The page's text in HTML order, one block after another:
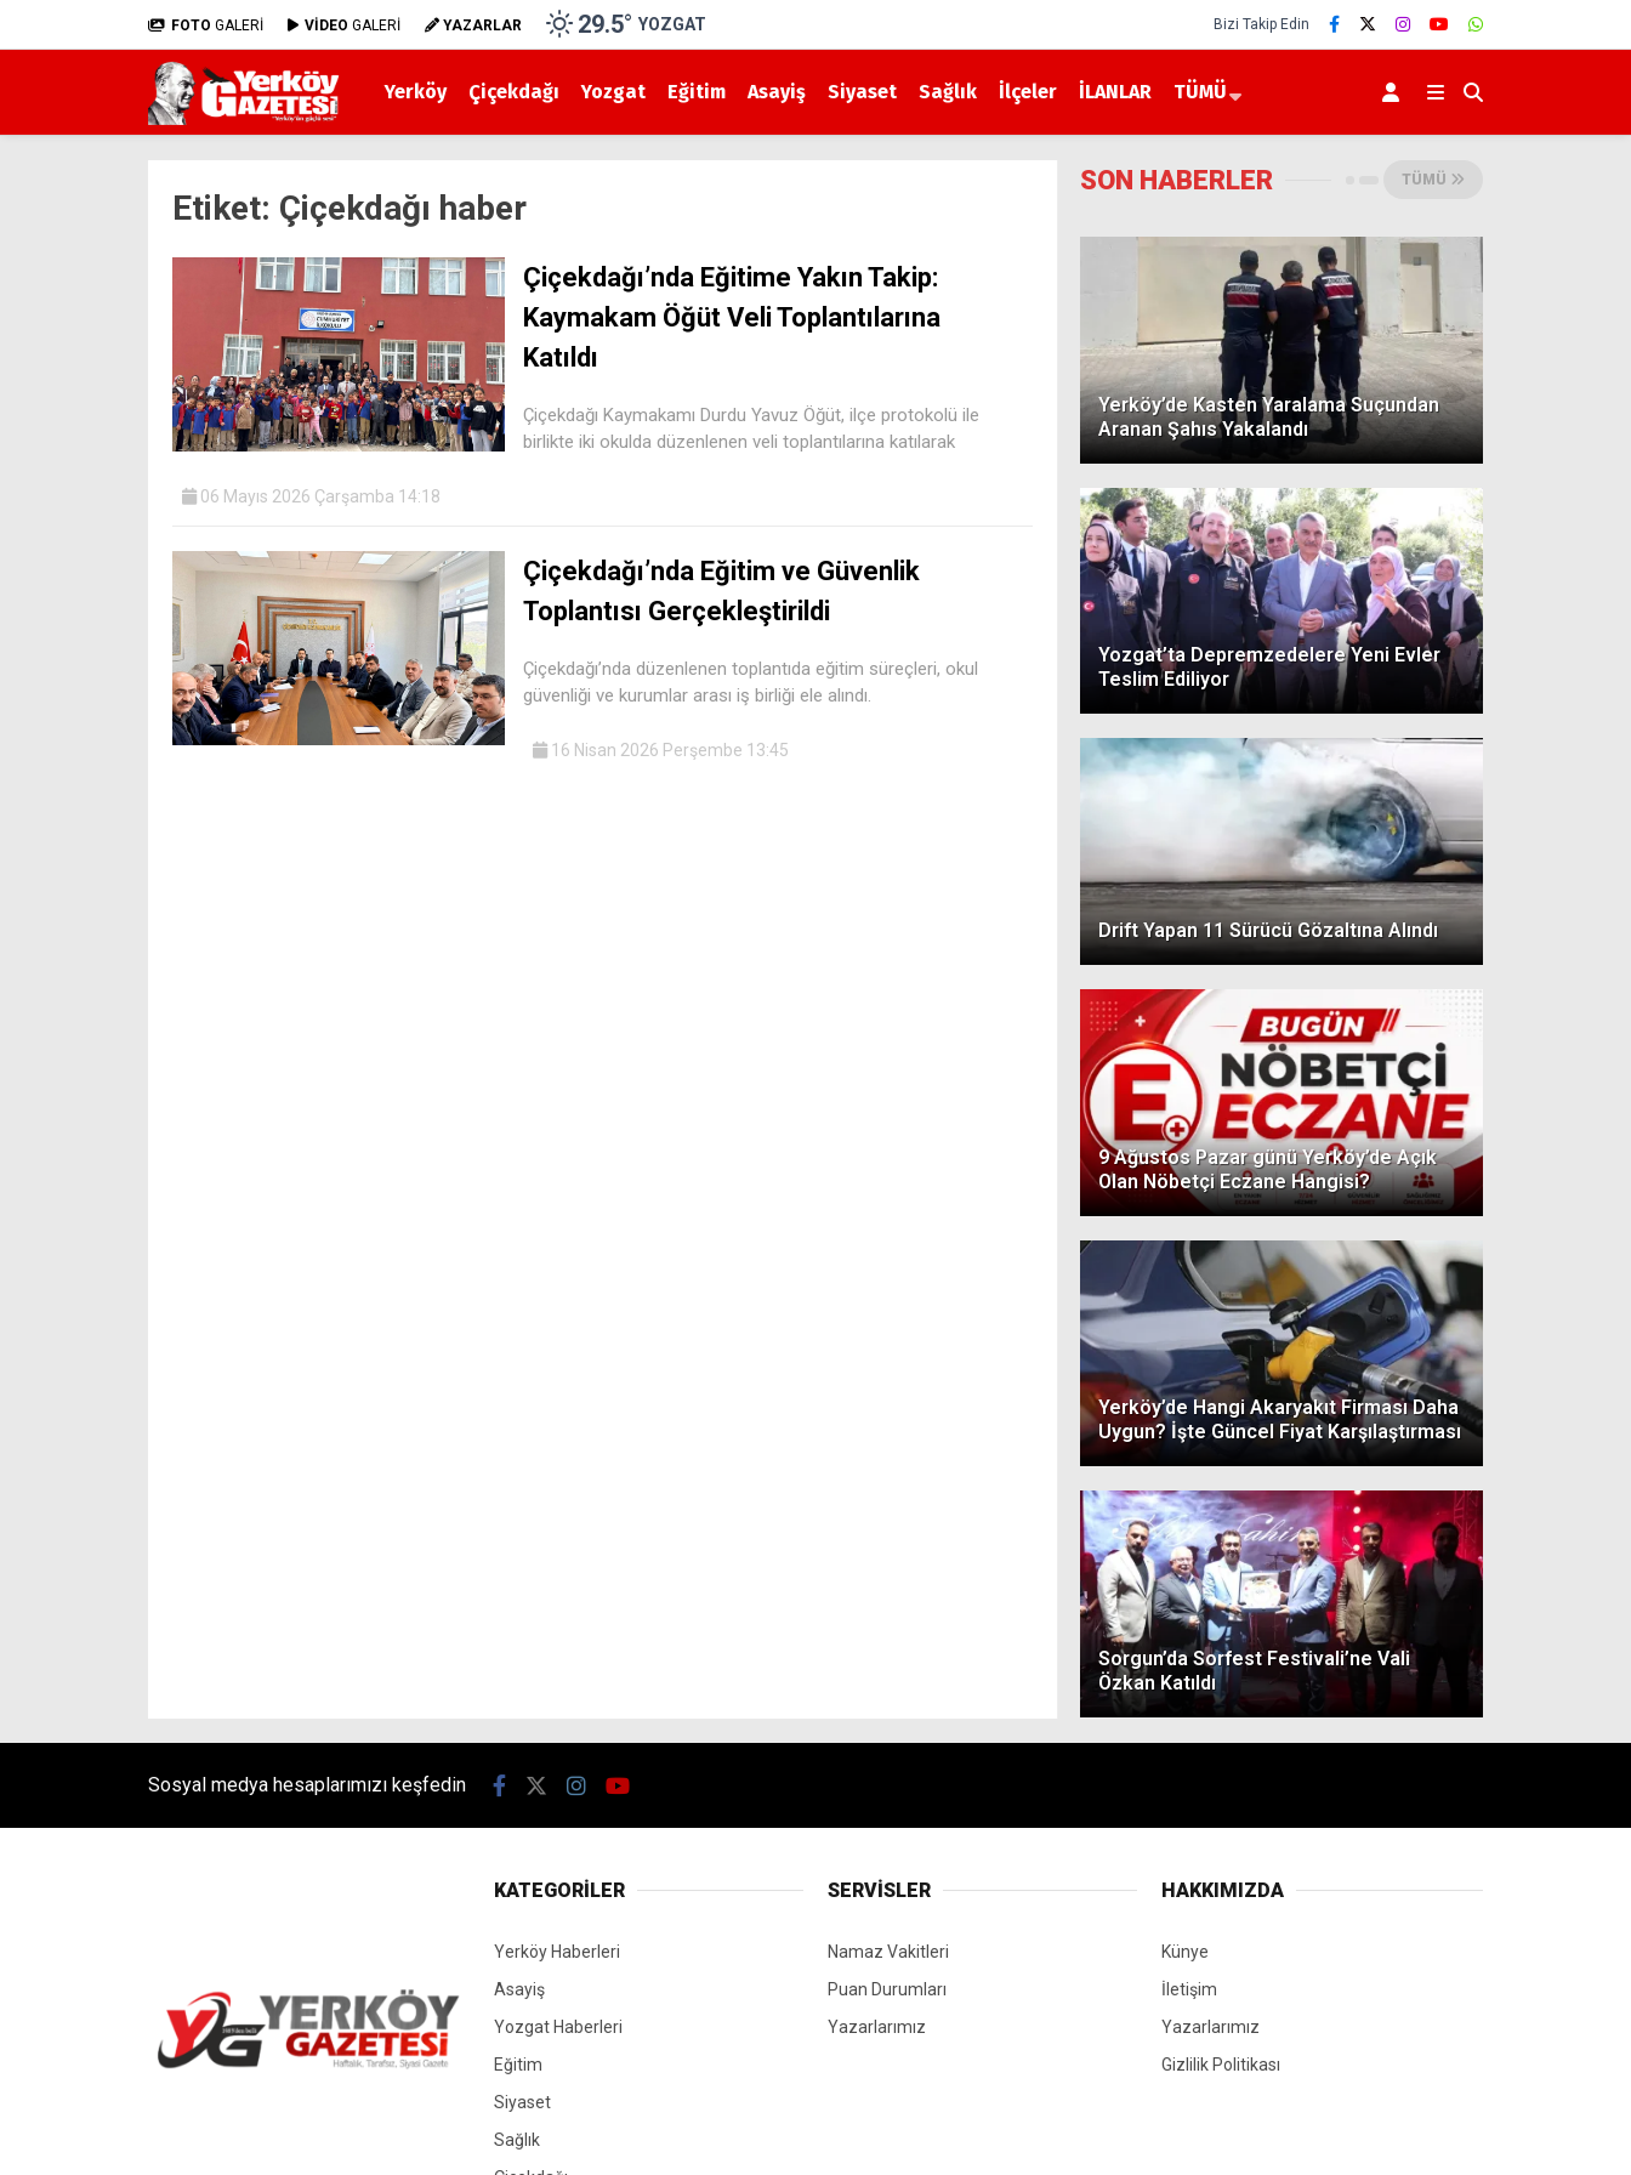
FOTO GALERİ VİDEO GALERİ YAZARLAR 29.5° YOZGAT Bizi Takip Edin
Yerköy Çiçekdağı Yozgat Eğitim Asayiş Siyaset Sağlık İlçeler İLANLAR TÜMÜ
Etiket: Çiçekdağı haber
Çiçekdağı’nda Eğitime Yakın Takip:
Kaymakam Öğüt Veli Toplantılarına
Katıldı
Çiçekdağı Kaymakamı Durdu Yavuz Öğüt, ilçe protokolü ile
birlikte iki okulda düzenlenen veli toplantılarına katılarak
06 Mayıs 2026 Çarşamba 14:18
Çiçekdağı’nda Eğitim ve Güvenlik
Toplantısı Gerçekleştirildi
Çiçekdağı’nda düzenlenen toplantıda eğitim süreçleri, okul
güvenliği ve kurumlar arası iş birliği ele alındı.
16 Nisan 2026 Perşembe 13:45
SON HABERLER TÜMÜ
Yerköy’de Kasten Yaralama Suçundan
Aranan Şahıs Yakalandı
Yozgat’ta Depremzedelere Yeni Evler
Teslim Ediliyor
Drift Yapan 11 Sürücü Gözaltına Alındı
9 Ağustos Pazar günü Yerköy’de Açık
Olan Nöbetçi Eczane Hangisi?
Yerköy’de Hangi Akaryakıt Firması Daha
Uygun? İşte Güncel Fiyat Karşılaştırması
Sorgun’da Sorfest Festivali’ne Vali
Özkan Katıldı
Sosyal medya hesaplarımızı keşfedin
KATEGORİLER
Yerköy Haberleri
Asayiş
Yozgat Haberleri
Eğitim
Siyaset
Sağlık
SERVİSLER
Namaz Vakitleri
Puan Durumları
Yazarlarımız
HAKKIMIZDA
Künye
İletişim
Yazarlarımız
Gizlilik Politikası